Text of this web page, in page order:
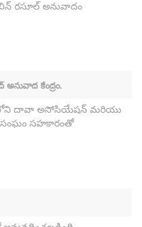
రసూల్ అనువాదం
అనువాద కేంద్రం.
లోని దావా అసోసియేషన్ మరియు
సహకారంతో